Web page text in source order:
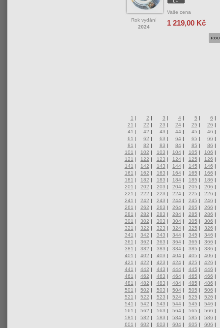
Rok vydání
2024
Vaše cena
1 219,00 Kč
1 | 2 | 3 | 4 | 5 | 6 |
21 | 22 | 23 | 24 | 25 | 26 |
41 | 42 | 43 | 44 | 45 | 46 |
61 | 62 | 63 | 64 | 65 | 66 |
81 | 82 | 83 | 84 | 85 | 86 |
101 | 102 | 103 | 104 | 105 | 106 |
121 | 122 | 123 | 124 | 125 | 126 |
141 | 142 | 143 | 144 | 145 | 146 |
161 | 162 | 163 | 164 | 165 | 166 |
181 | 182 | 183 | 184 | 185 | 186 |
201 | 202 | 203 | 204 | 205 | 206 |
221 | 222 | 223 | 224 | 225 | 226 |
241 | 242 | 243 | 244 | 245 | 246 |
261 | 262 | 263 | 264 | 265 | 266 |
281 | 282 | 283 | 284 | 285 | 286 |
301 | 302 | 303 | 304 | 305 | 306 |
321 | 322 | 323 | 324 | 325 | 326 |
341 | 342 | 343 | 344 | 345 | 346 |
361 | 362 | 363 | 364 | 365 | 366 |
381 | 382 | 383 | 384 | 385 | 386 |
401 | 402 | 403 | 404 | 405 | 406 |
421 | 422 | 423 | 424 | 425 | 426 |
441 | 442 | 443 | 444 | 445 | 446 |
461 | 462 | 463 | 464 | 465 | 466 |
481 | 482 | 483 | 484 | 485 | 486 |
501 | 502 | 503 | 504 | 505 | 506 |
521 | 522 | 523 | 524 | 525 | 526 |
541 | 542 | 543 | 544 | 545 | 546 |
561 | 562 | 563 | 564 | 565 | 566 |
581 | 582 | 583 | 584 | 585 | 586 |
601 | 602 | 603 | 604 | 605 | 606 |